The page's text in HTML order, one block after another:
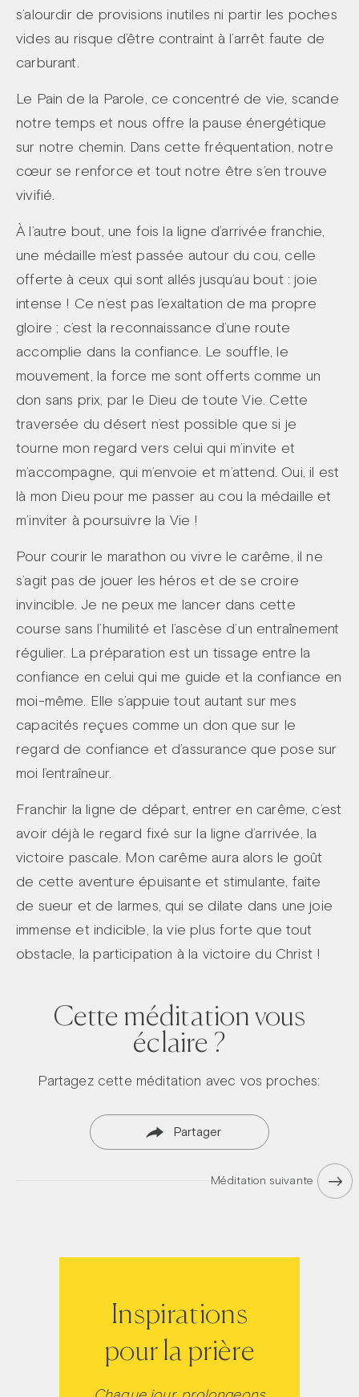
s’alourdir de provisions inutiles ni partir les poches
vides au risque d’être contraint à l’arrêt faute de
carburant.
Le Pain de la Parole, ce concentré de vie, scande
notre temps et nous offre la pause énergétique
sur notre chemin. Dans cette fréquentation, notre
cœur se renforce et tout notre être s’en trouve
vivifié.
À l’autre bout, une fois la ligne d’arrivée franchie,
une médaille m’est passée autour du cou, celle
offerte à ceux qui sont allés jusqu’au bout : joie
intense ! Ce n’est pas l’exaltation de ma propre
gloire ; c’est la reconnaissance d’une route
accomplie dans la confiance. Le souffle, le
mouvement, la force me sont offerts comme un
don sans prix, par le Dieu de toute Vie. Cette
traversée du désert n’est possible que si je
tourne mon regard vers celui qui m’invite et
m’accompagne, qui m’envoie et m’attend. Oui, il est
là mon Dieu pour me passer au cou la médaille et
m’inviter à poursuivre la Vie !
Pour courir le marathon ou vivre le carême, il ne
s’agit pas de jouer les héros et de se croire
invincible. Je ne peux me lancer dans cette
course sans l’humilité et l’ascèse d’un entraînement
régulier. La préparation est un tissage entre la
confiance en celui qui me guide et la confiance en
moi-même. Elle s’appuie tout autant sur mes
capacités reçues comme un don que sur le
regard de confiance et d’assurance que pose sur
moi l’entraîneur.
Franchir la ligne de départ, entrer en carême, c’est
avoir déjà le regard fixé sur la ligne d’arrivée, la
victoire pascale. Mon carême aura alors le goût
de cette aventure épuisante et stimulante, faite
de sueur et de larmes, qui se dilate dans une joie
immense et indicible, la vie plus forte que tout
obstacle, la participation à la victoire du Christ !
Cette méditation vous
éclaire ?
Partagez cette méditation avec vos proches:
Partager
Méditation suivante
Inspirations
pour la prière